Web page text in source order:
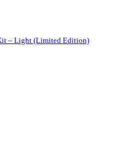
– Light (Limited Edition)